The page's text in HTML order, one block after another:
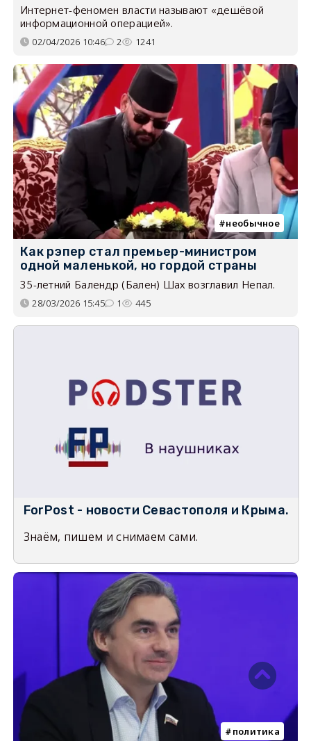
Интернет-феномен власти называют «дешёвой
информационной операцией».
02/04/2026 10:46 2 1241
необычное
Как рэпер стал премьер-министром
одной маленькой, но гордой страны
35-летний Балендр (Бален) Шах возглавил Непал.
28/03/2026 15:45 1 445
ForPost - новости Севастополя и Крыма.
Знаём, пишем и снимаем сами.
политика